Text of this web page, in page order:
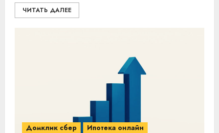
ЧИТАТЬ ДАЛЕЕ
Домклик сбер
Ипотека онлайн